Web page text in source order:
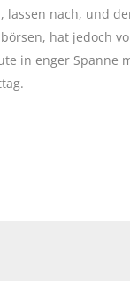
nach, und
hat jedoch
in enger Spanne